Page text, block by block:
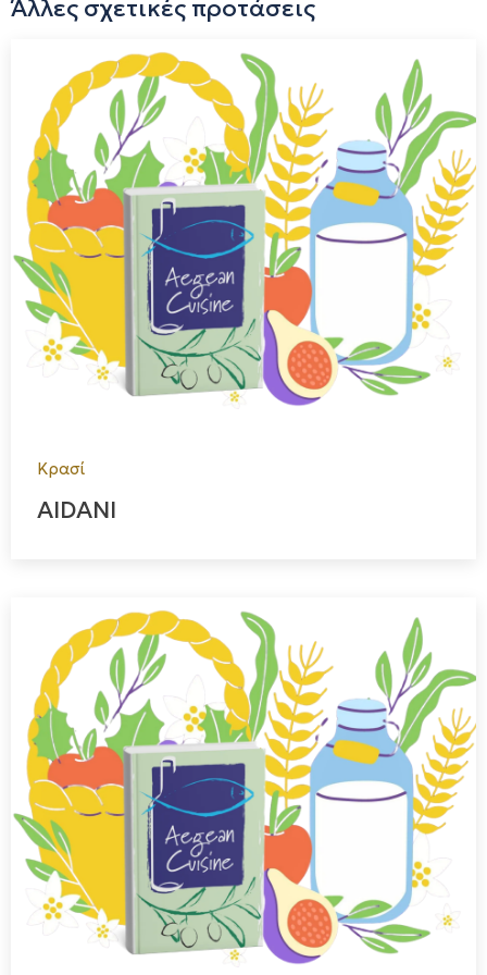
διατηρώντας την αυθεντικότητα κάθε γεύσης.
Άλλες σχετικές προτάσεις
Κρασί
AIDANI